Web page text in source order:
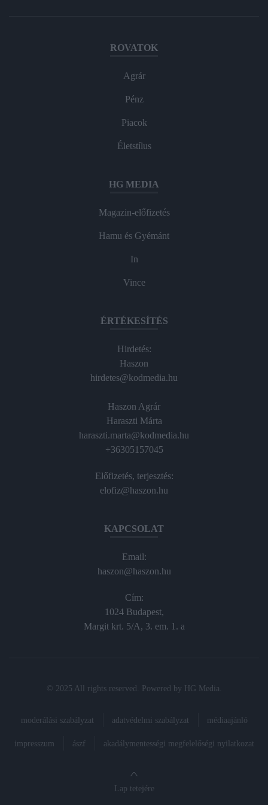
ROVATOK
Agrár
Pénz
Piacok
Életstílus
HG MEDIA
Magazin-előfizetés
Hamu és Gyémánt
In
Vince
ÉRTÉKESÍTÉS
Hirdetés:
Haszon
hirdetes@kodmedia.hu
Haszon Agrár
Haraszti Márta
haraszti.marta@kodmedia.hu
+36305157045
Előfizetés, terjesztés:
elofiz@haszon.hu
KAPCSOLAT
Email:
haszon@haszon.hu
Cím:
1024 Budapest,
Margit krt. 5/A, 3. em. 1. a
© 2025 All rights reserved. Powered by HG Media
moderálási szabályzat adatvédelmi szabályzat médiaajánló
impresszum ászf akadálymentességi megfelelőségi nyilatkozat
Lap tetejére